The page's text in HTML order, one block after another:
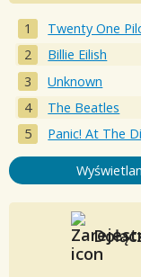
Twenty One
Billie Eilish
Unknown
The Beatles
Panic! At The